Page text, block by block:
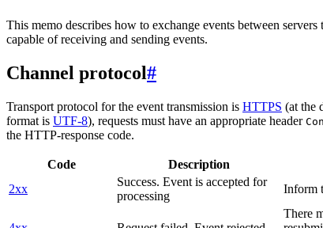
This memo describes how to exchange events between
capable of receiving and sending events.
Channel protocol#
Transport protocol for the event transmission is HTTPS (at the
format is UTF-8), requests must have an appropriate header
the HTTP-response code.
Code Description
2xx
Success. Event is accepted for
processing
Inform
There